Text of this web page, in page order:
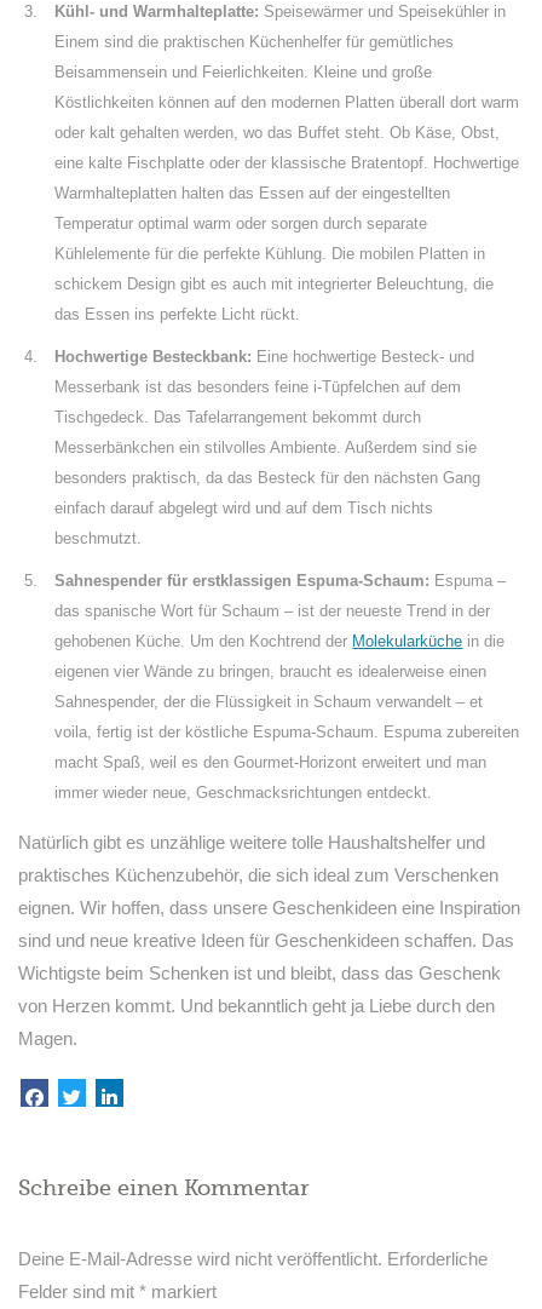
Kühl- und Warmhalteplatte: Speisewärmer und Speisekühler in
Einem sind die praktischen Küchenhelfer für gemütliches
Beisammensein und Feierlichkeiten. Kleine und große
Köstlichkeiten können auf den modernen Platten überall dort warm
oder kalt gehalten werden, wo das Buffet steht. Ob Käse, Obst,
eine kalte Fischplatte oder der klassische Bratentopf. Hochwertige
Warmhalteplatten halten das Essen auf der eingestellten
Temperatur optimal warm oder sorgen durch separate
Kühlelemente für die perfekte Kühlung. Die mobilen Platten in
schickem Design gibt es auch mit integrierter Beleuchtung, die
das Essen ins perfekte Licht rückt.
Hochwertige Besteckbank: Eine hochwertige Besteck- und
Messerbank ist das besonders feine i-Tüpfelchen auf dem
Tischgedeck. Das Tafelarrangement bekommt durch
Messerbänkchen ein stilvolles Ambiente. Außerdem sind sie
besonders praktisch, da das Besteck für den nächsten Gang
einfach darauf abgelegt wird und auf dem Tisch nichts
beschmutzt.
Sahnespender für erstklassigen Espuma-Schaum: Espuma –
das spanische Wort für Schaum – ist der neueste Trend in der
gehobenen Küche. Um den Kochtrend der Molekularküche in die
eigenen vier Wände zu bringen, braucht es idealerweise einen
Sahnespender, der die Flüssigkeit in Schaum verwandelt – et
voila, fertig ist der köstliche Espuma-Schaum. Espuma zubereiten
macht Spaß, weil es den Gourmet-Horizont erweitert und man
immer wieder neue, Geschmacksrichtungen entdeckt.
Natürlich gibt es unzählige weitere tolle Haushaltshelfer und
praktisches Küchenzubehör, die sich ideal zum Verschenken
eignen. Wir hoffen, dass unsere Geschenkideen eine Inspiration
sind und neue kreative Ideen für Geschenkideen schaffen. Das
Wichtigste beim Schenken ist und bleibt, dass das Geschenk
von Herzen kommt. Und bekanntlich geht ja Liebe durch den
Magen.
Schreibe einen Kommentar
Deine E-Mail-Adresse wird nicht veröffentlicht. Erforderliche
Felder sind mit* markiert